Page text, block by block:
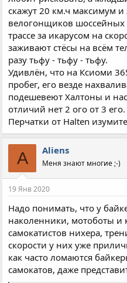
скажут 20 км.ч максимум
велогонщиков
трассе за икарусом на
заживают стёсы на всём
разу тьфу - тьфу - тьфу.
Удивлён, что на Ксиоми
пробег, его везде
подешевеют Халтоны и
отличий нет 2 ого от 3 его.
Перчатки от Halten
A Aliens
Меня знают многие ;-)
19 Янв 2020
Надо понимать, что у
наколенники, мотоботы и
самокатистов нихера,
скорости у них уже
как часто ломаются
самокатов, даже